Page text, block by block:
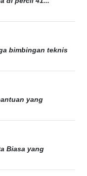
bimbingan teknis
yang
Biasa yang